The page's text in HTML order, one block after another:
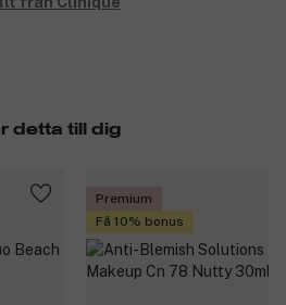
detta till dig
Premium
Få 10% bonus